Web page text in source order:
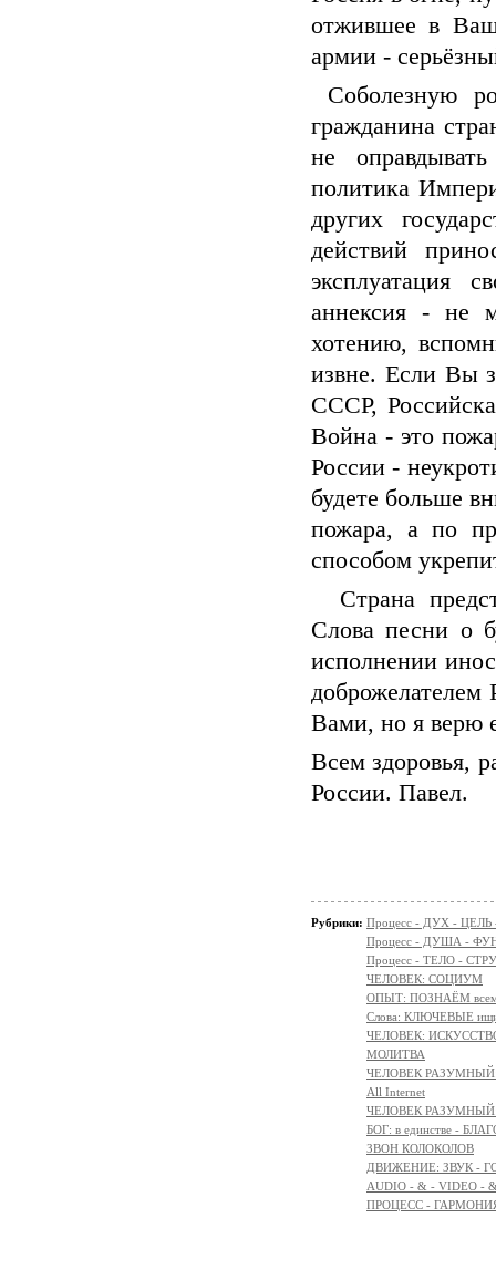
отжившее в
армии -
Соболезную
гражданина
не
политика
других
действий
эксплуатация
аннексия - не
хотению,
извне. Если Вы
СССР,
Война - это
России -
будете больше
пожара, а по
способом
Страна
Слова песни о
исполнении
Вами, но я верю
Всем здоровья,
России. Павел.
Рубрики: Процесс - ДУХ -
Процесс - ДУША -
Процесс - ТЕЛО -
ЧЕЛОВЕК: СОЦИУМ
ОПЫТ: ПОЗНАЁМ всем
Слова: КЛЮЧЕВЫЕ
ЧЕЛОВЕК:
МОЛИТВА
ЧЕЛОВЕК РАЗУМНЫЙ:
All Internet
ЧЕЛОВЕК
БОГ: в единстве -
ЗВОН КОЛОКОЛОВ
ДВИЖЕНИЕ: ЗВУК -
AUDIO - & - VIDEO -
ПРОЦЕСС -